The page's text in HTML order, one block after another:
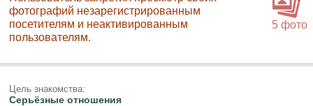
5 фото
фотографий незарегистрированным
посетителям и неактивированным
пользователям.
Цель знакомства:
Серьёзные отношения